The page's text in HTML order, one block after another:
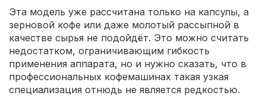
Эта модель уже рассчитана только на капсулы, а
зерновой кофе или даже молотый рассыпной в
качестве сырья не подойдёт. Это можно считать
недостатком, ограничивающим гибкость
применения аппарата, но и нужно сказать, что в
профессиональных кофемашинах такая узкая
специализация отнюдь не является редкостью.